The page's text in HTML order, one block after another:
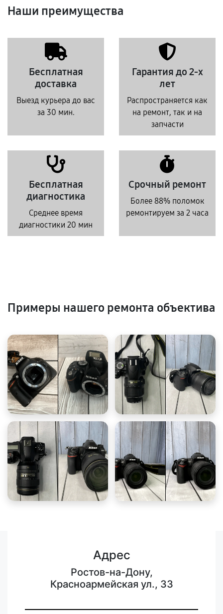
Наши преимущества
Бесплатная
доставка
Выезд курьера до вас
за 30 мин.
Гарантия до 2-х
лет
Распространяется как
на ремонт, так и на
запчасти
Бесплатная
диагностика
Среднее время
диагностики 20 мин
Срочный ремонт
Более 88% поломок
ремонтируем за 2 часа
Примеры нашего ремонта объектива
Адрес
Ростов-на-Дону,
Красноармейская ул., 33